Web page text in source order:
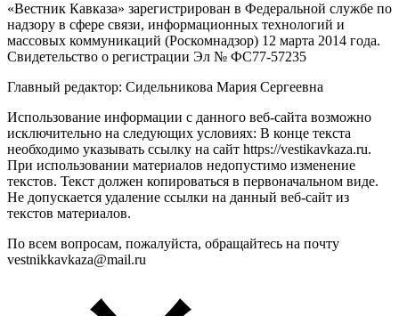
«Вестник Кавказа» зарегистрирован в Федеральной службе по
надзору в сфере связи, информационных технологий и
массовых коммуникаций (Роскомнадзор) 12 марта 2014 года.
Свидетельство о регистрации Эл № ФС77-57235
Главный редактор: Сидельникова Мария Сергеевна
Использование информации с данного веб-сайта возможно
исключительно на следующих условиях: В конце текста
необходимо указывать ссылку на сайт https://vestikavkaza.ru.
При использовании материалов недопустимо изменение
текстов. Текст должен копироваться в первоначальном виде.
Не допускается удаление ссылки на данный веб-сайт из
текстов материалов.
По всем вопросам, пожалуйста, обращайтесь на почту
vestnikkavkaza@mail.ru